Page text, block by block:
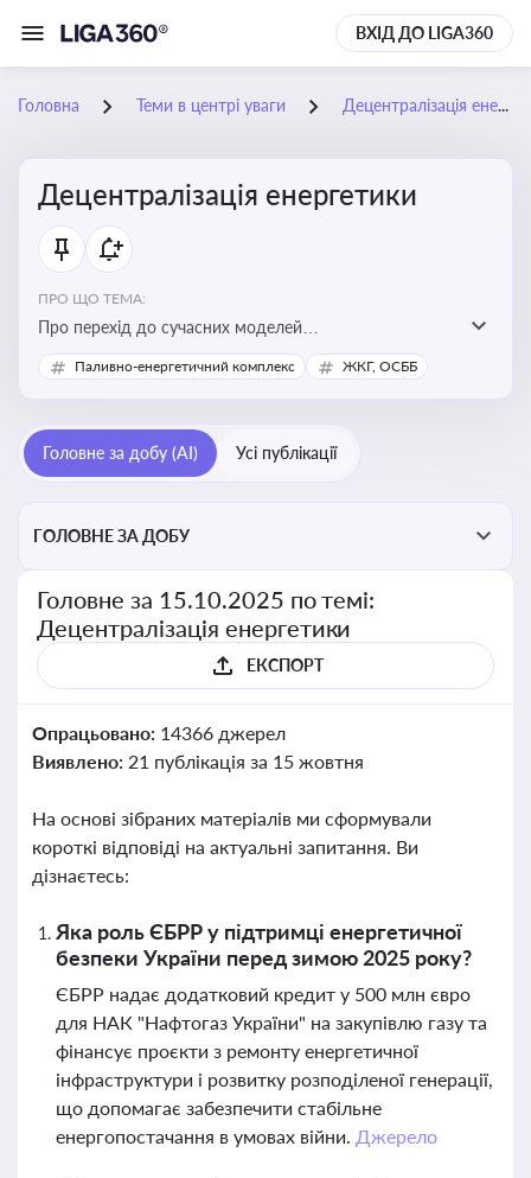
ВХІД ДО LIGA360
Головна Теми в центрі уваги Децентралізація енергетики
Децентралізація енергетики
ПРО ЩО ТЕМА:
Про перехід до сучасних моделей
енергозабезпечення, де виробництво електроенергії
здійснюється ближче до споживача. Це важливо для
втрат при транспортуванні енергії та стимулювання
розвитку відновлюваних джерел
Паливно-енергетичний комплекс ЖКГ, ОСББ
Головне за добу (AI) Усі публікації
ГОЛОВНЕ ЗА ДОБУ
Головне за 15.10.2025 по темі:
Децентралізація енергетики
ЕКСПОРТ
Опрацьовано: 14366 джерел
Виявлено: 21 публікація за 15 жовтня
На основі зібраних матеріалів ми сформували
короткі відповіді на актуальні запитання. Ви
дізнаєтесь:
Яка роль ЄБРР у підтримці енергетичної
безпеки України перед зимою 2025 року?
ЄБРР надає додатковий кредит у 500 млн євро
для НАК "Нафтогаз України" на закупівлю газу та
фінансує проєкти з ремонту енергетичної
інфраструктури і розвитку розподіленої генерації,
що допомагає забезпечити стабільне
енергопостачання в умовах війни. Джерело